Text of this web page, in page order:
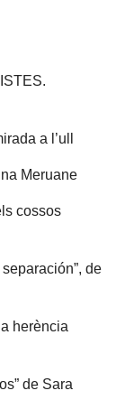
a l’ull
Meruane
cossos
de
herència
de Sara